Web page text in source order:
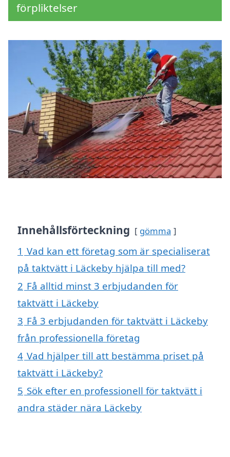
förpliktelser
Innehållsförteckning gömma
1 Vad kan ett företag som är specialiserat
på taktvätt i Läckeby hjälpa till med?
2 Få alltid minst 3 erbjudanden för
taktvätt i Läckeby
3 Få 3 erbjudanden för taktvätt i Läckeby
från professionella företag
4 Vad hjälper till att bestämma priset på
taktvätt i Läckeby?
5 Sök efter en professionell för taktvätt i
andra städer nära Läckeby